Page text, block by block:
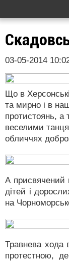
03-05-2014
Що в
та мирно і в
протистоянь, а
веселими
обличчях
А присвячений
дітей і
на
Травнева хода
протестною,